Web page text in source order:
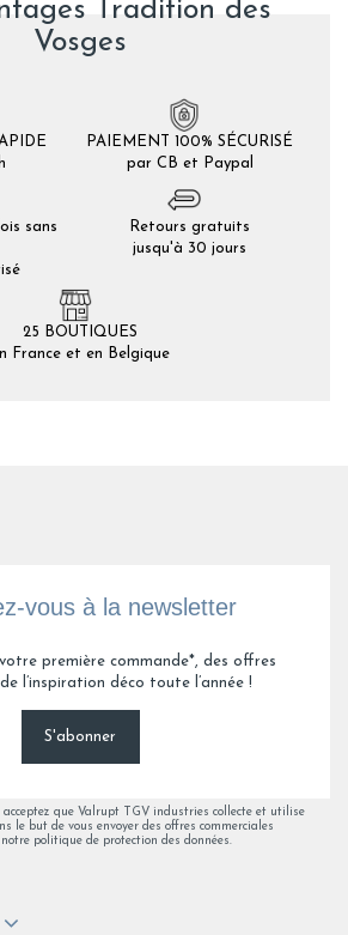
Tradition des
Vosges
PAIEMENT 100% SÉCURISÉ
par CB et Paypal
sans
Retours gratuits
jusqu'à 30 jours
25 BOUTIQUES
France et en Belgique
vous à la newsletter
première commande*, des offres
l’inspiration déco toute l’année !
S'abonner
que Valrupt TGV industries collecte et utilise
le but de vous envoyer des offres commerciales
politique de protection des données.